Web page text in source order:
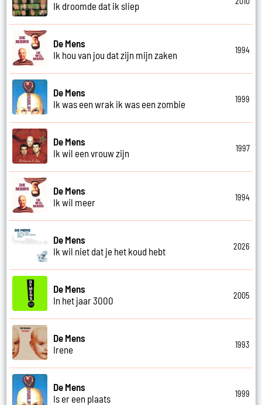
Ik droomde dat ik sliep
De Mens
Ik hou van jou dat zijn mijn zaken
1994
De Mens
Ik was een wrak ik was een zombie
1999
De Mens
Ik wil een vrouw zijn
1997
De Mens
Ik wil meer
1994
De Mens
Ik wil niet dat je het koud hebt
2026
De Mens
In het jaar 3000
2005
De Mens
Irene
1993
De Mens
Is er een plaats
1999